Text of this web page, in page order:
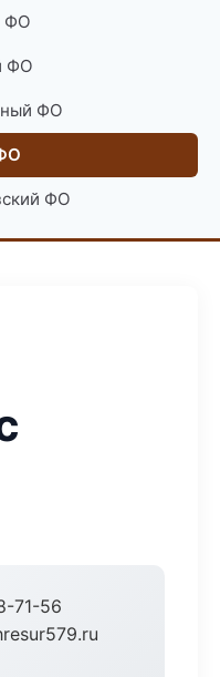
ФО
ФО
ФО
ФО
71-56